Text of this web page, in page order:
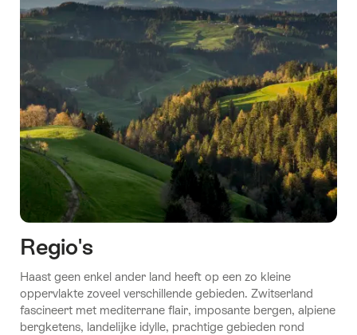
Regio's
Haast geen enkel ander land heeft op een zo kleine
oppervlakte zoveel verschillende gebieden. Zwitserland
fascineert met mediterrane flair, imposante bergen, alpiene
bergketens, landelijke idylle, prachtige gebieden rond